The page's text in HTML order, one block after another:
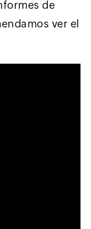
de
ver el